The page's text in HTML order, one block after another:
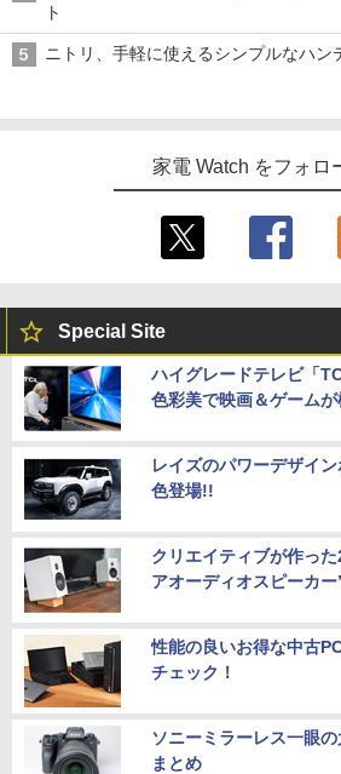
ト
ニトリ、手軽に使えるシンプルなハン
家電 Watch をフォロ
Special Site
ハイグレードテレビ「
色彩美で映画＆ゲーム
レイズのパワーデザイ
色登場!!
クリエイティブが作っ
アオーディオスピーカー
性能の良いお得な中古
チェック！
ソニーミラーレス一眼
まとめ